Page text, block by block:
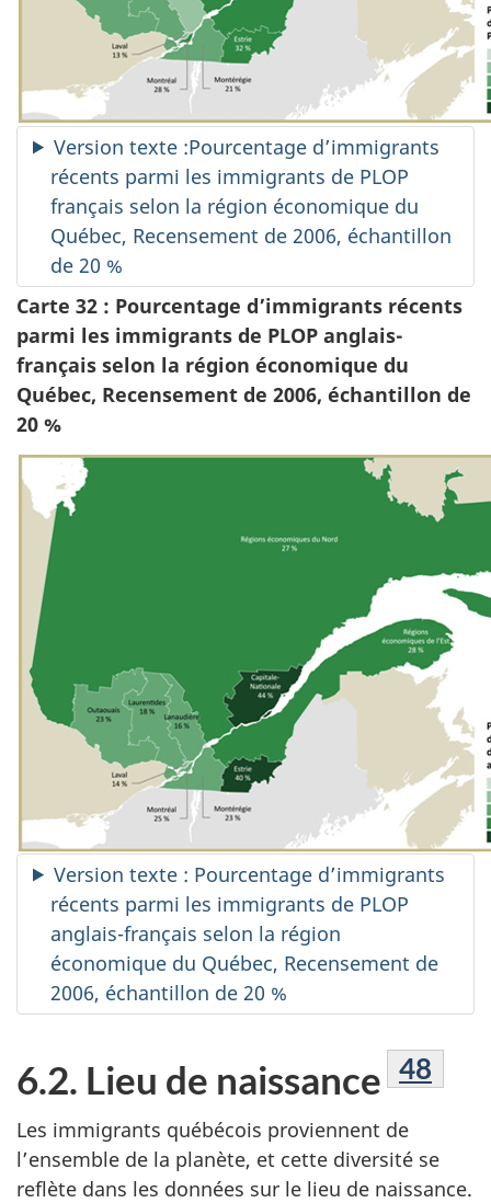
Version texte :Pourcentage d’immigrants
récents parmi les immigrants de PLOP
français selon la région économique du
Québec, Recensement de 2006, échantillon
de 20 %
Carte 32 : Pourcentage d’immigrants récents
parmi les immigrants de PLOP anglais-
français selon la région économique du
Québec, Recensement de 2006, échantillon de
20 %
Version texte : Pourcentage d’immigrants
récents parmi les immigrants de PLOP
anglais-français selon la région
économique du Québec, Recensement de
2006, échantillon de 20 %
6.2. Lieu de naissance Note
48
Les immigrants québécois proviennent de
l’ensemble de la planète, et cette diversité se
reflète dans les données sur le lieu de naissance.